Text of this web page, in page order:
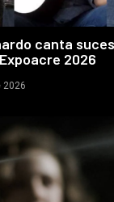
canta
2026
2026